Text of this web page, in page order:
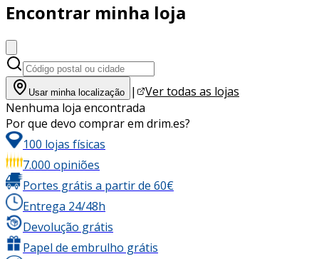
Encontrar minha loja
Usar minha localização |
Ver todas as lojas
Nenhuma loja encontrada
Por que devo comprar em drim.es?
100 lojas físicas
7.000 opiniões
Portes grátis a partir de 60€
Entrega 24/48h
Devolução grátis
Papel de embrulho grátis